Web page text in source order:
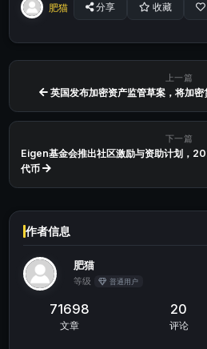
肥猫 分享 收藏
上一篇
英国发布加密资产监管草案，将加
下一篇
Eigen基金会推出社区激励与资助计划，
代币
作者信息
肥猫
等级 普通用户
71698
文章
20
评论